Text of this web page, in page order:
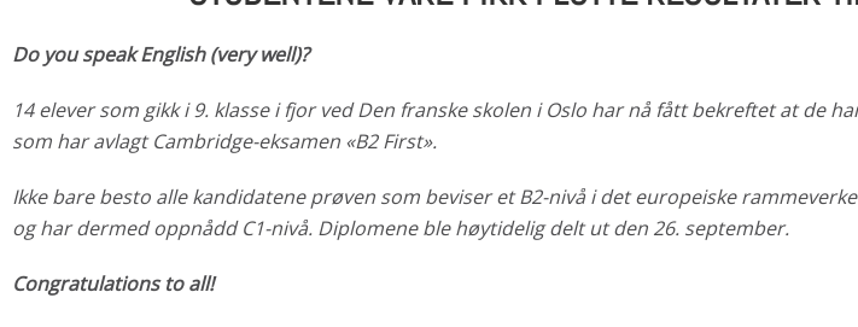
Do you speak English (very well)?
14 elever som gikk i 9. klasse i fjor ved Den franske skolen i Oslo har nå fått bekreftet at de
som har avlagt Cambridge-eksamen «B2 First».
Ikke bare besto alle kandidatene prøven som beviser et B2-nivå i det europeiske
og har dermed oppnådd C1-nivå. Diplomene ble høytidelig delt ut den 26. september.
Congratulations to all!